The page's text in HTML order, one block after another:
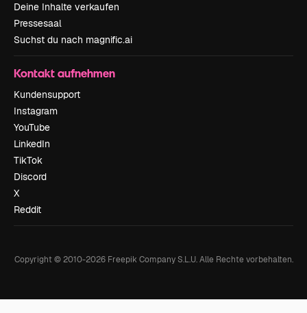
Deine Inhalte verkaufen
Pressesaal
Suchst du nach magnific.ai
Kontakt aufnehmen
Kundensupport
Instagram
YouTube
LinkedIn
TikTok
Discord
X
Reddit
Copyright © 2010-2026Freepik Company S.L.U. Alle Rechte vorbehalten.